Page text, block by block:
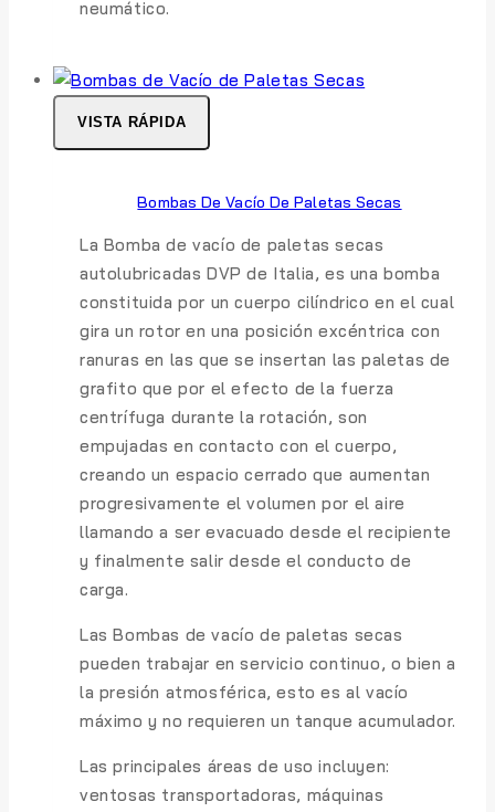
neumático.
VISTA RÁPIDA
Bombas De Vacío De Paletas Secas
La Bomba de vacío de paletas secas
autolubricadas DVP de Italia, es una bomba
constituida por un cuerpo cilíndrico en el cual
gira un rotor en una posición excéntrica con
ranuras en las que se insertan las paletas de
grafito que por el efecto de la fuerza
centrífuga durante la rotación, son
empujadas en contacto con el cuerpo,
creando un espacio cerrado que aumentan
progresivamente el volumen por el aire
llamando a ser evacuado desde el recipiente
y finalmente salir desde el conducto de
carga.
Las Bombas de vacío de paletas secas
pueden trabajar en servicio continuo, o bien a
la presión atmosférica, esto es al vacío
máximo y no requieren un tanque acumulador.
Las principales áreas de uso incluyen:
ventosas transportadoras, máquinas